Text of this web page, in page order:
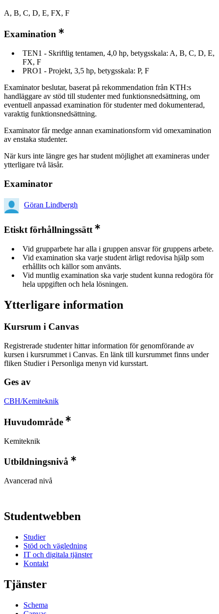
A, B, C, D, E, FX, F
Examination
TEN1 - Skriftlig tentamen, 4,0 hp, betygsskala: A, B, C, D, E,
FX, F
PRO1 - Projekt, 3,5 hp, betygsskala: P, F
Examinator beslutar, baserat på rekommendation från KTH:s
handläggare av stöd till studenter med funktionsnedsättning, om
eventuell anpassad examination för studenter med dokumenterad,
varaktig funktionsnedsättning.
Examinator får medge annan examinationsform vid omexamination
av enstaka studenter.
När kurs inte längre ges har student möjlighet att examineras under
ytterligare två läsår.
Examinator
Göran Lindbergh
Etiskt förhållningssätt
Vid grupparbete har alla i gruppen ansvar för gruppens arbete.
Vid examination ska varje student ärligt redovisa hjälp som
erhållits och källor som använts.
Vid muntlig examination ska varje student kunna redogöra för
hela uppgiften och hela lösningen.
Ytterligare information
Kursrum i Canvas
Registrerade studenter hittar information för genomförande av
kursen i kursrummet i Canvas. En länk till kursrummet finns under
fliken Studier i Personliga menyn vid kursstart.
Ges av
CBH/Kemiteknik
Huvudområde
Kemiteknik
Utbildningsnivå
Avancerad nivå
Studentwebben
Studier
Stöd och vägledning
IT och digitala tjänster
Kontakt
Tjänster
Schema